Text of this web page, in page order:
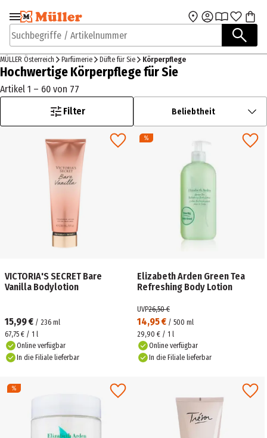
Zur Navigation
springen
Zum Hauptinhalt
Suchbegriffe / Artikelnummer
MÜLLER Österreich Parfümerie Düfte für Sie Körperpflege
Hochwertige Körperpflege für Sie
Artikel 1 – 60 von 77
Filter
Beliebtheit
VICTORIA'S SECRET Bare
Vanilla Bodylotion
15,99 € / 236 ml
67,75 € / 1 l
Online verfügbar
In die Filiale lieferbar
Elizabeth Arden Green Tea
Refreshing Body Lotion
14,95 € / 500 ml
UVP26,50 €
29,90 € / 1 l
Online verfügbar
In die Filiale lieferbar